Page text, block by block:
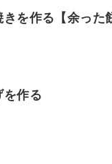
を作る【余った
を作る